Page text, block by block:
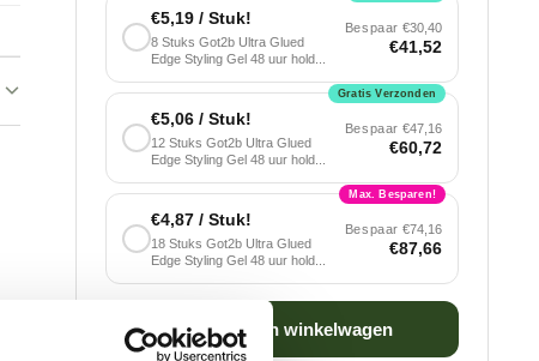
€5,19 / Stuk!
8 Stuks Got2b Ultra Glued
Edge Styling Gel 48 uur hold...
Bespaar €30,40
€41,52
Gratis Verzonden
€5,06 / Stuk!
12 Stuks Got2b Ultra Glued
Edge Styling Gel 48 uur hold...
Bespaar €47,16
€60,72
Max. Besparen!
€4,87 / Stuk!
18 Stuks Got2b Ultra Glued
Edge Styling Gel 48 uur hold...
Bespaar €74,16
€87,66
Voeg toe aan winkelwagen